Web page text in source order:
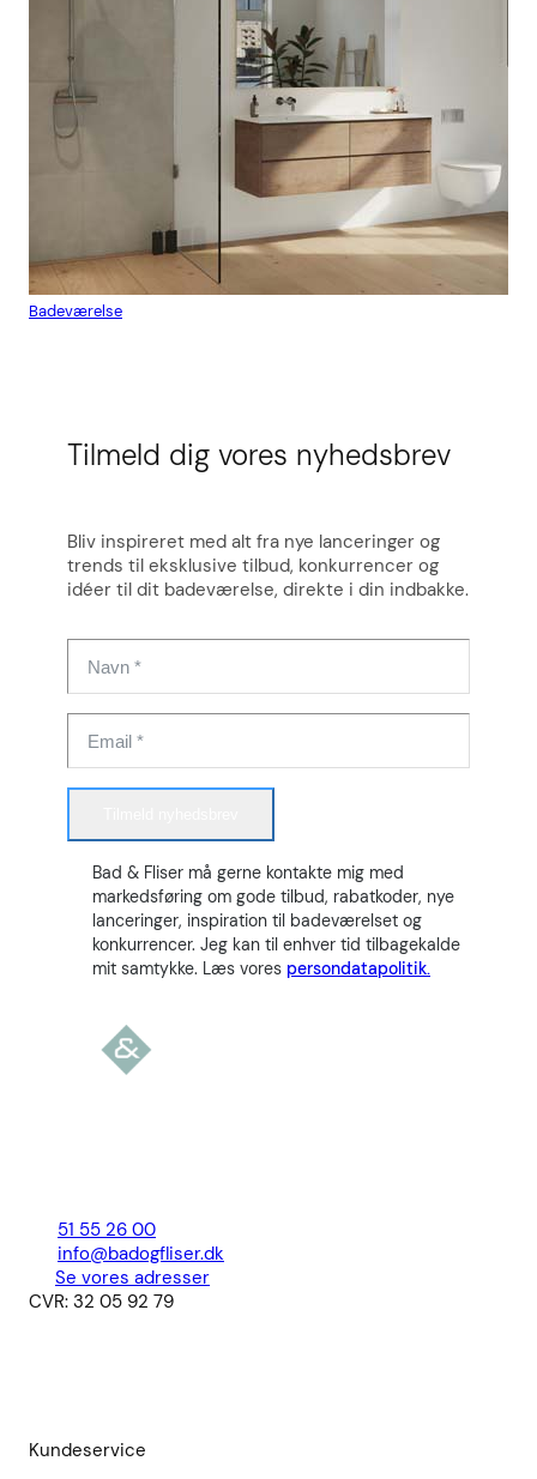
Badeværelse
Tilmeld dig vores nyhedsbrev
Bliv inspireret med alt fra nye lanceringer og
trends til eksklusive tilbud, konkurrencer og
idéer til dit badeværelse, direkte i din indbakke.
Bad & Fliser må gerne kontakte mig med
markedsføring om gode tilbud, rabatkoder, nye
lanceringer, inspiration til badeværelset og
konkurrencer. Jeg kan til enhver tid tilbagekalde
mit samtykke. Læs vores persondatapolitik.
51 55 26 00
info@badogfliser.dk
Se vores adresser
CVR: 32 05 92 79
Kundeservice